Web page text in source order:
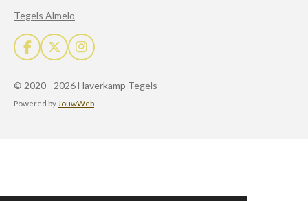
Tegels Almelo
F
a
e
b
X
I
n
t
a
© 2020 - 2026 Haverkamp Tegels
Powered by JouwWeb